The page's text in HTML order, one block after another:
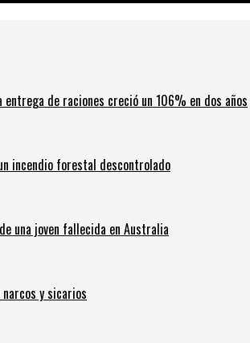
de raciones creció un 106% en dos años
incendio forestal descontrolado
una joven fallecida en Australia
y sicarios